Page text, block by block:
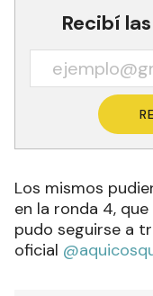
Recibí
Los mismos
en la ronda 4,
pudo seguirse a
oficial